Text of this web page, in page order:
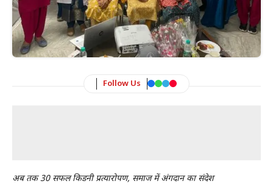
Follow Us
अब तक 30 सफल किडनी प्रत्यारोपण, समाज में अंगदान का संदेश